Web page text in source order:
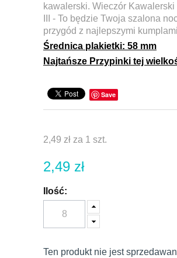
kawalerski. Wieczór Kawalerski
III - To będzie Twoja szalona
przygód z najlepszymi
Średnica plakietki: 58 mm
Najtańsze Przypinki tej
Save
2,49 zł za 1 szt.
2,49 zł
Ilość:
Ten produkt nie jest